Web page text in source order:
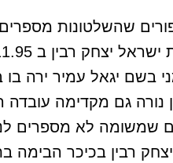
שהשלטונות
יצחק רבין ב 4.11.95
יגאל עמיר ירה בו בגב 3
נורה גם מקדימה
שמשומה לא מספרים
27 שנים לרצח יצחק רבין